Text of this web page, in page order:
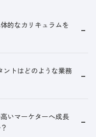
的なカリキュラムを
ントはどのような業務
いマーケターへ成長